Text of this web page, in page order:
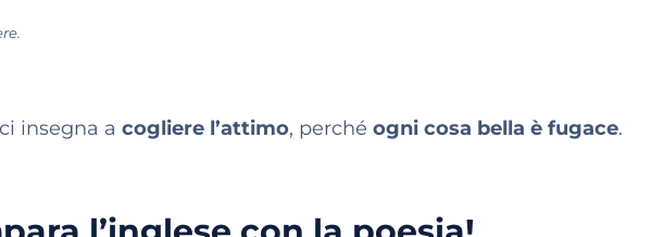
insegna a cogliere l’attimo, perché ogni cosa bella è fugace.